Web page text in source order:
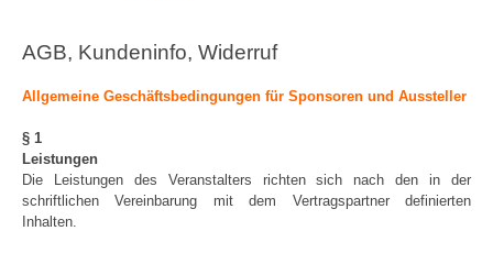
AGB, Kundeninfo, Widerruf
Allgemeine Geschäftsbedingungen für Sponsoren und Aussteller
§ 1
Leistungen
Die Leistungen des Veranstalters richten sich nach den in der
schriftlichen Vereinbarung mit dem Vertragspartner definierten
Inhalten.